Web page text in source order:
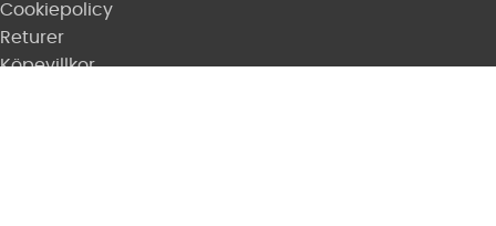
Cookiepolicy
Returer
Köpevillkor